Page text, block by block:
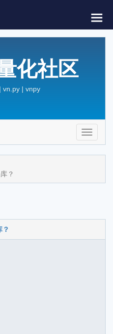
化社区
vn.py | vnpy
Toggle
？